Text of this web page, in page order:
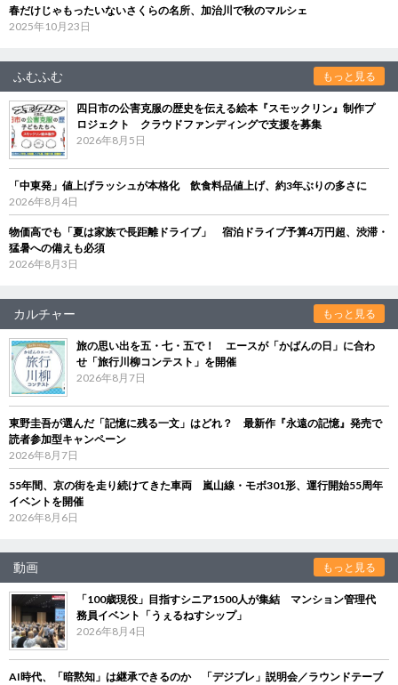
春だけじゃもったいないさくらの名所、加治川で秋のマルシェ
2025年10月23日
ふむふむ もっと見る
四日市の公害克服の歴史を伝える絵本『スモックリン』制作プ
ロジェクト クラウドファンディングで支援を募集
2026年8月5日
「中東発」値上げラッシュが本格化 飲食料品値上げ、約3年ぶりの多さに
2026年8月4日
物価高でも「夏は家族で長距離ドライブ」 宿泊ドライブ予算4万円超、渋滞・
猛暑への備えも必須
2026年8月3日
カルチャー もっと見る
旅の思い出を五・七・五で！ エースが「かばんの日」に合わ
せ「旅行川柳コンテスト」を開催
2026年8月7日
東野圭吾が選んだ「記憶に残る一文」はどれ？ 最新作『永遠の記憶』発売で
読者参加型キャンペーン
2026年8月7日
55年間、京の街を走り続けてきた車両 嵐山線・モボ301形、運行開始55周年
イベントを開催
2026年8月6日
動画 もっと見る
「100歳現役」目指すシニア1500人が集結 マンション管理代
務員イベント「うぇるねすシップ」
2026年8月4日
AI時代、「暗黙知」は継承できるのか 「デジブレ」説明会／ラウンドテーブ